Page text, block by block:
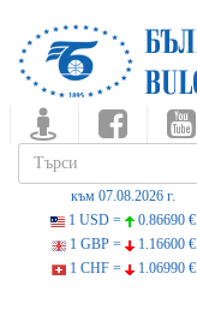
към 07.08.2026 г.
1 USD =
0.86690 €
1 GBP =
1.16600 €
1 CHF =
1.06990 €